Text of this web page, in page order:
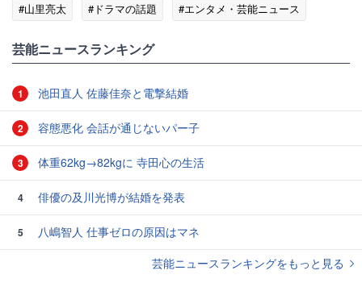
#山里亮太
#ドラマの話題 #エンタメ・芸能ニュース
芸能ニュースランキング
1 池田直人 佐藤佳奈と電撃結婚
2 容態悪化 会話が通じないパー子
3 体重62kg→82kgに 寺田心の生活
4 俳優の及川光博が結婚を発表
5
八嶋智人 仕事ゼロの原因はマネ
芸能ニュースランキングをもっと見る